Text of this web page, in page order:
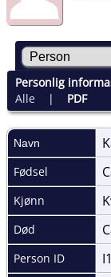
Personlig
Alle| PDF
Navn
Fødsel
Kjønn
Død
Person ID